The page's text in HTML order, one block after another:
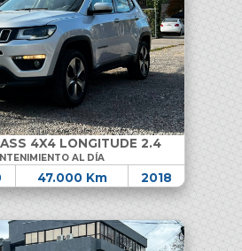
4X4 LONGITUDE 2.4
AL DÍA
47.000 Km 2018